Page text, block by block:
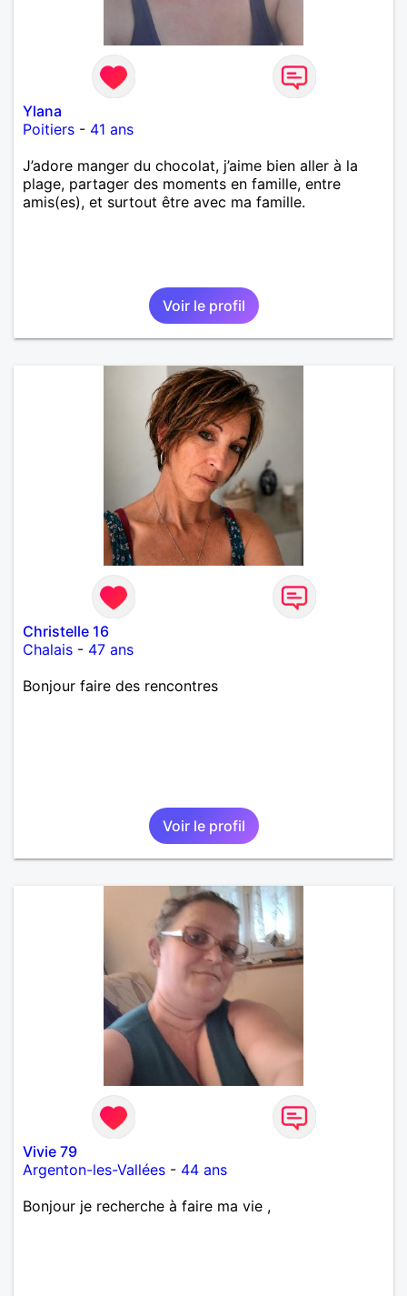
Ylana
Poitiers - 41 ans
J’adore manger du chocolat, j’aime bien aller à la
plage, partager des moments en famille, entre
amis(es), et surtout être avec ma famille.
Voir le profil
Christelle 16
Chalais - 47 ans
Bonjour faire des rencontres
Voir le profil
Vivie 79
Argenton-les-Vallées - 44 ans
Bonjour je recherche à faire ma vie ,